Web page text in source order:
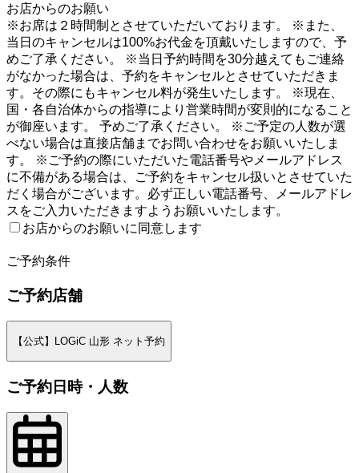
お店からのお願い
※お席は２時間制とさせていただいております。 ※また、
当日のキャンセルは100%お代金を頂戴いたしますので、予
めご了承ください。 ※当日予約時間を30分越えてもご連絡
がなかった場合は、予約をキャンセルとさせていただきま
す。その際にもキャンセル料が発生いたします。 ※現在、
国・各自治体からの指導により営業時間が変則的になること
が御座います。 予めご了承ください。 ※ご予定の人数が選
べない場合は直接店舗までお問い合わせをお願いいたしま
す。 ※ご予約の際にいただいた電話番号やメールアドレス
に不備がある場合は、ご予約をキャンセル扱いとさせていた
だく場合がございます。必ず正しい電話番号、メールアドレ
スをご入力いただきますようお願いいたします。
お店からのお願いに同意します
ご予約条件
ご予約店舗
【公式】LOGiC 山形 ネット予約
ご予約日時・人数